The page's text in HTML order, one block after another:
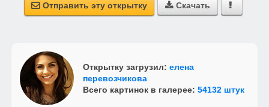
 Отправить эту открытку  Скачать 
Открытку загрузил: елена
перевозчикова
Всего картинок в галерее: 54132 штук